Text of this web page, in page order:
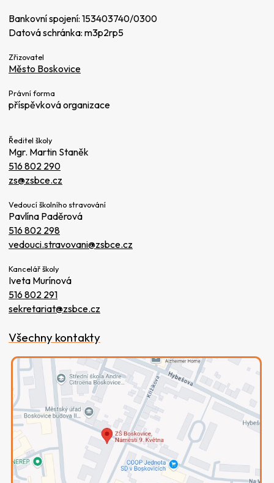
Bankovní spojení: 153403740/0300
Datová schránka: m3p2rp5
Zřizovatel
Město Boskovice
Právní forma
příspěvková organizace
Ředitel školy
Mgr. Martin Staněk
516 802 290
zs@zsbce.cz
Vedoucí školního stravování
Pavlína Paděrová
516 802 298
vedouci.stravovani@zsbce.cz
Kancelář školy
Iveta Murínová
516 802 291
sekretariat@zsbce.cz
Všechny kontakty